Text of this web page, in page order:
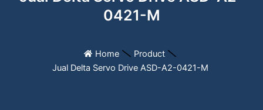
0421-M
Home
Product
Jual Delta Servo Drive ASD-A2-0421-M